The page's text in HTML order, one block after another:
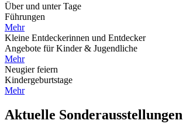
Über und unter Tage
Führungen
Mehr
Kleine Entdeckerinnen und Entdecker
Angebote für Kinder & Jugendliche
Mehr
Neugier feiern
Kindergeburtstage
Mehr
Aktuelle Sonderausstellungen